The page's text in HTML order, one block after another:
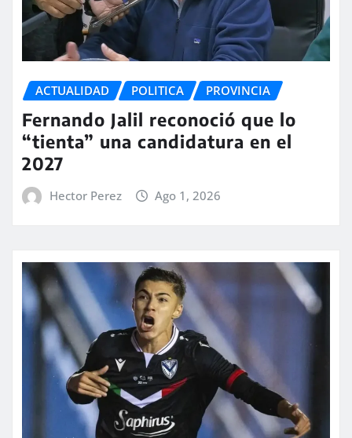
ACTUALIDAD POLITICA PROVINCIA
Fernando Jalil reconoció que lo
“tienta” una candidatura en el
2027
Hector Perez Ago 1, 2026